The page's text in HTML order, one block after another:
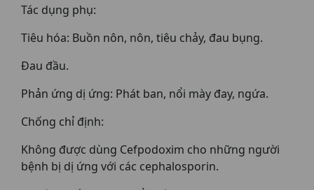
Tác dụng phụ:
Tiêu hóa: Buồn nôn, nôn, tiêu chảy, đau bụng.
Đau đầu.
Phản ứng dị ứng: Phát ban, nổi mày đay, ngứa.
Chống chỉ định:
Không được dùng Cefpodoxim cho những người
bệnh bị dị ứng với các cephalosporin.